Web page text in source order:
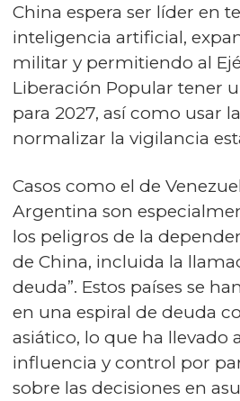
China espera ser líder en
inteligencia artificial,
militar y permitiendo al
Liberación Popular tener
para 2027, así como usar
normalizar la vigilancia
Casos como el de
Argentina son
los peligros de la
de China, incluida la
deuda”. Estos países se
en una espiral de deuda
asiático, lo que ha llevado
influencia y control por
sobre las decisiones en